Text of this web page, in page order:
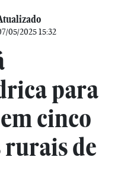
05/2025 15:32
para
cinco
de